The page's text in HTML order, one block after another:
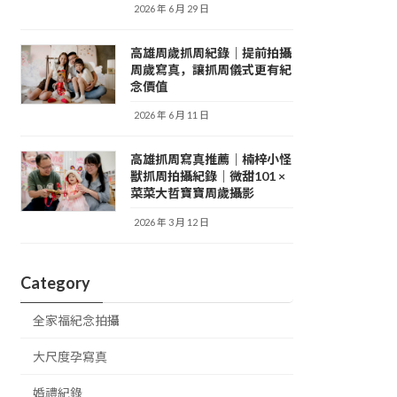
2026 年 6 月 29 日
高雄周歲抓周紀錄｜提前拍攝
周歲寫真，讓抓周儀式更有紀
念價值
2026 年 6 月 11 日
高雄抓周寫真推薦｜楠梓小怪
獸抓周拍攝紀錄｜微甜101 ×
菜菜大哲寶寶周歲攝影
2026 年 3 月 12 日
Category
全家福紀念拍攝
大尺度孕寫真
婚禮紀錄